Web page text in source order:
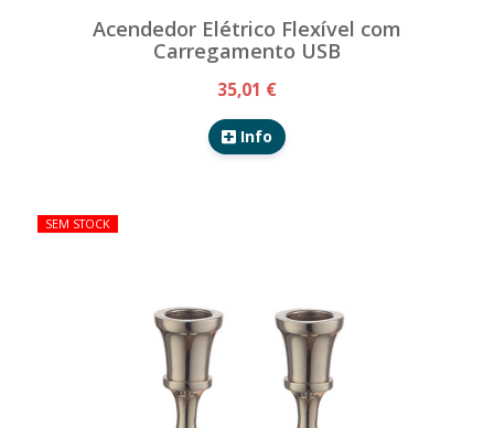
Acendedor Elétrico Flexível com
Carregamento USB
35,01 €
Info
SEM STOCK